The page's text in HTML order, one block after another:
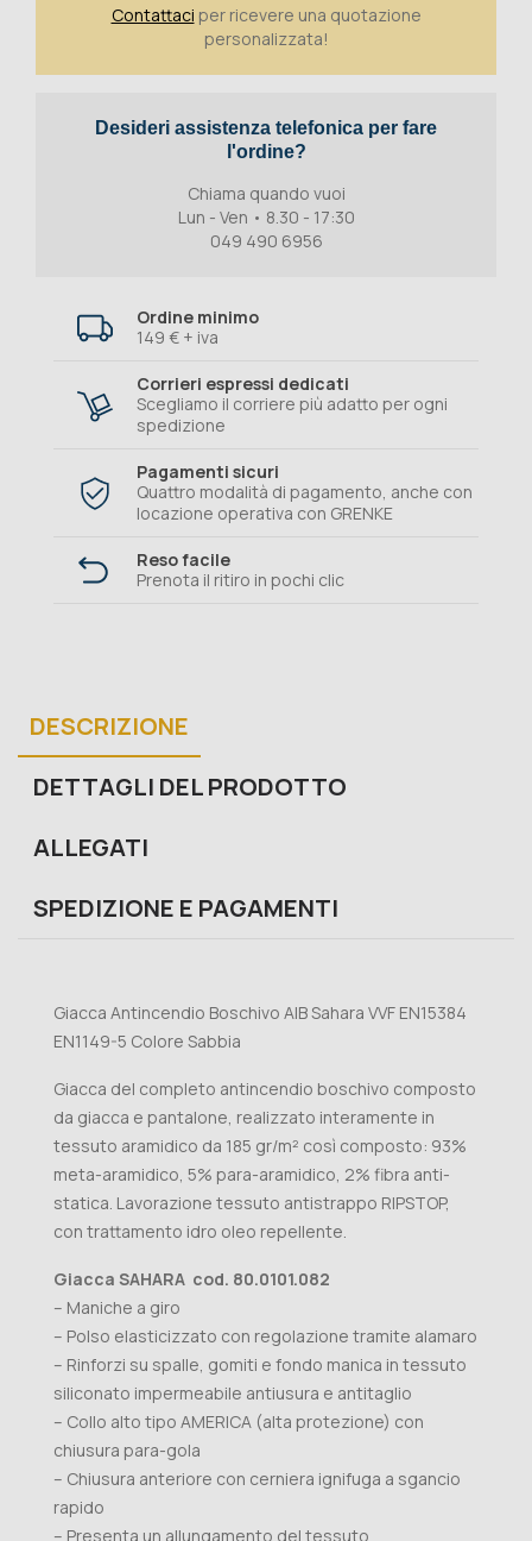
Contattaci per ricevere una quotazione
personalizzata!
Desideri assistenza telefonica per fare
l'ordine?
Chiama quando vuoi
Lun - Ven • 8.30 - 17:30
049 490 6956
Ordine minimo
149 € + iva
Corrieri espressi dedicati
Scegliamo il corriere più adatto per ogni
spedizione
Pagamenti sicuri
Quattro modalità di pagamento, anche con
locazione operativa con GRENKE
Reso facile
Prenota il ritiro in pochi clic
DESCRIZIONE
DETTAGLI DEL PRODOTTO
ALLEGATI
SPEDIZIONE E PAGAMENTI
Giacca Antincendio Boschivo AIB Sahara VVF EN15384
EN1149-5 Colore Sabbia
Giacca del completo antincendio boschivo composto
da giacca e pantalone, realizzato interamente in
tessuto aramidico da 185 gr/m² così composto: 93%
meta-aramidico, 5% para-aramidico, 2% fibra anti-
statica. Lavorazione tessuto antistrappo RIPSTOP,
con trattamento idro oleo repellente.
Giacca SAHARA cod. 80.0101.082
– Maniche a giro
– Polso elasticizzato con regolazione tramite alamaro
– Rinforzi su spalle, gomiti e fondo manica in tessuto
siliconato impermeabile antiusura e antitaglio
– Collo alto tipo AMERICA (alta protezione) con
chiusura para-gola
– Chiusura anteriore con cerniera ignifuga a sgancio
rapido
– Presenta un allungamento del tessuto